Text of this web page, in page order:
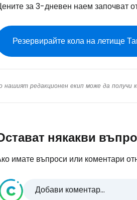
за 3-дневен наем започват
Резервирайте кола на летище
редакционен екип може да
някакви
имате въпроси или коментари
Добави коментар...